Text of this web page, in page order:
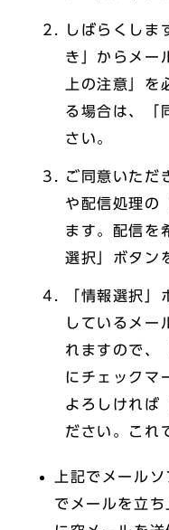
しばらくしま
き」からメー
上の注意」を
る場合は、「
さい。
ご同意いただ
や配信処理の
ます。配信を
選択」ボタン
「情報選択
しているメー
れますので、
にチェックマ
よろしければ
ださい。これ
上記でメール
でメールを立ち